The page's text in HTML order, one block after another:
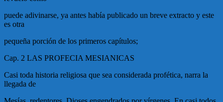
puede adivinarse, ya antes había publicado un breve extracto y este
es otra
pequeña porción de los primeros capítulos;
Cap. 2 LAS PROFECIA MESIANICAS
Casi toda historia religiosa que sea considerada profética, narra la
llegada de